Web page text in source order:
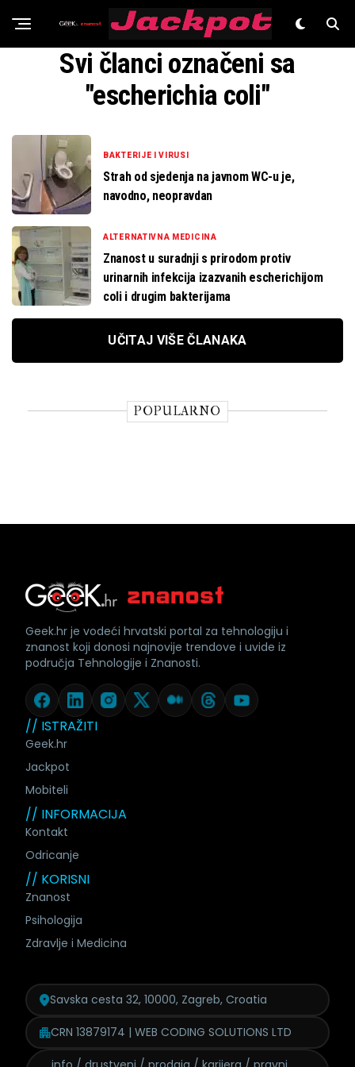
Znanost
Svi članci označeni sa
"escherichia coli"
BAKTERIJE I VIRUSI
Strah od sjedenja na javnom WC-u je,
navodno, neopravdan
ALTERNATIVNA MEDICINA
Znanost u suradnji s prirodom protiv
urinarnih infekcija izazvanih escherichijom
coli i drugim bakterijama
UČITAJ VIŠE ČLANAKA
POPULARNO
// ISTRAŽITI
Geek.hr
Jackpot
Mobiteli
// INFORMACIJA
Kontakt
Odricanje
// KORISNI
Znanost
Psihologija
Zdravlje i Medicina
Geek.hr je vodeći hrvatski portal za tehnologiju i
znanost koji donosi najnovije trendove i uvide iz
područja Tehnologije i Znanosti.
Savska cesta 32, 10000, Zagreb, Croatia
CRN 13879174 | WEB CODING SOLUTIONS LTD